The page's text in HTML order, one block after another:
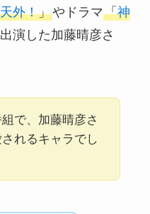
外！」やドラマ「神
演した加藤晴彦さ
で、加藤晴彦さ
れるキャラでし